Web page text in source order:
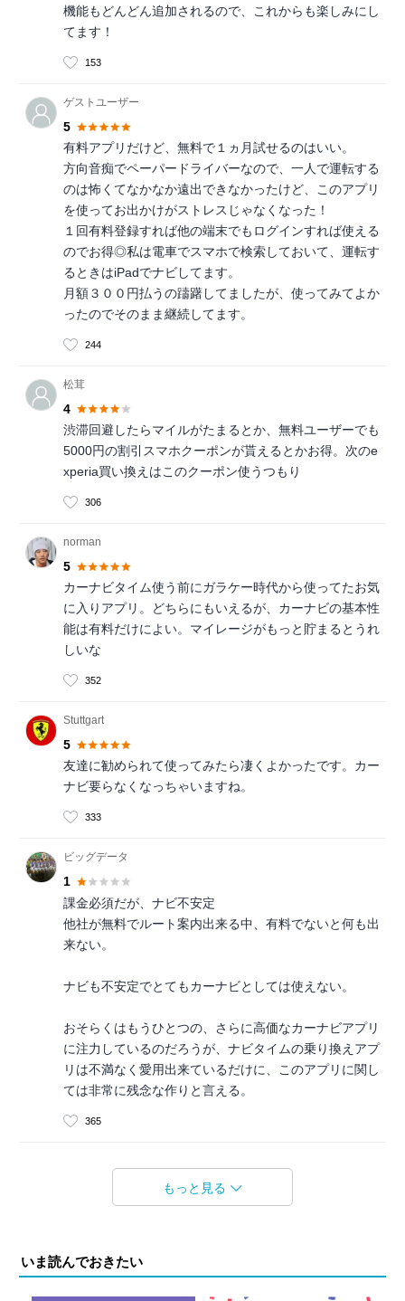
機能もどんどん追加されるので、これからも楽しみにし
てます！
153
ゲストユーザー
5
有料アプリだけど、無料で１ヵ月試せるのはいい。
方向音痴でペーパードライバーなので、一人で運転する
のは怖くてなかなか遠出できなかったけど、このアプリ
を使ってお出かけがストレスじゃなくなった！
１回有料登録すれば他の端末でもログインすれば使える
のでお得◎私は電車でスマホで検索しておいて、運転す
るときはiPadでナビしてます。
月額３００円払うの躊躇してましたが、使ってみてよか
ったのでそのまま継続してます。
244
松茸
4
渋滞回避したらマイルがたまるとか、無料ユーザーでも
5000円の割引スマホクーポンが貰えるとかお得。次のe
xperia買い換えはこのクーポン使うつもり
306
norman
5
カーナビタイム使う前にガラケー時代から使ってたお気
に入りアプリ。どちらにもいえるが、カーナビの基本性
能は有料だけによい。マイレージがもっと貯まるとうれ
しいな
352
Stuttgart
5
友達に勧められて使ってみたら凄くよかったです。カー
ナビ要らなくなっちゃいますね。
333
ビッグデータ
1
課金必須だが、ナビ不安定
他社が無料でルート案内出来る中、有料でないと何も出
来ない。
ナビも不安定でとてもカーナビとしては使えない。
おそらくはもうひとつの、さらに高価なカーナビアプリ
に注力しているのだろうが、ナビタイムの乗り換えアプ
リは不満なく愛用出来ているだけに、このアプリに関し
ては非常に残念な作りと言える。
365
もっと見る
いま読んでおきたい